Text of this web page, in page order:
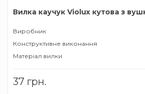
Вилка каучук Violux кутова з
Виробник
Конструктивне виконання
Матеріал вилки
37 грн.